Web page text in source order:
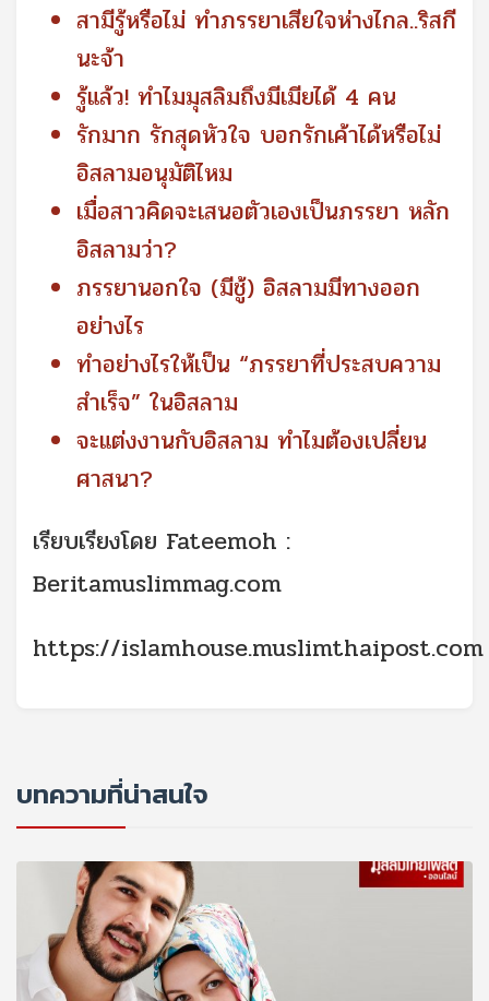
สามีรู้หรือไม่ ทำภรรยาเสียใจห่างไกล..ริสกี
นะจ้า
รู้แล้ว! ทำไมมุสลิมถึงมีเมียได้ 4 คน
รักมาก รักสุดหัวใจ บอกรักเค้าได้หรือไม่
อิสลามอนุมัติไหม
เมื่อสาวคิดจะเสนอตัวเองเป็นภรรยา หลัก
อิสลามว่า?
ภรรยานอกใจ (มีชู้) อิสลามมีทางออก
อย่างไร
ทำอย่างไรให้เป็น “ภรรยาที่ประสบความ
สำเร็จ” ในอิสลาม
จะแต่งงานกับอิสลาม ทำไมต้องเปลี่ยน
ศาสนา?
เรียบเรียงโดย Fateemoh :
Beritamuslimmag.com
https://islamhouse.muslimthaipost.com
บทความที่น่าสนใจ